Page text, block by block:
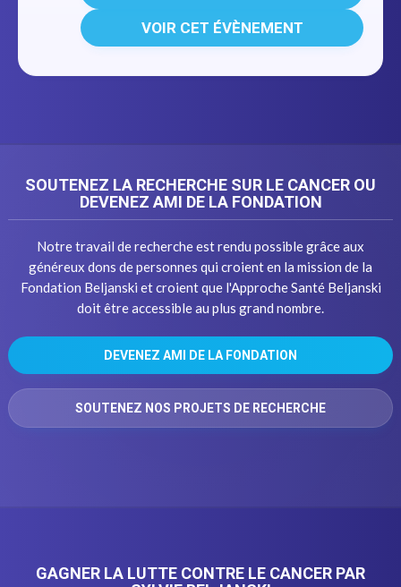
VOIR CET ÉVÈNEMENT
SOUTENEZ LA RECHERCHE SUR LE CANCER OU
DEVENEZ AMI DE LA FONDATION
Notre travail de recherche est rendu possible grâce aux
généreux dons de personnes qui croient en la mission de la
Fondation Beljanski et croient que l'Approche Santé Beljanski
doit être accessible au plus grand nombre.
DEVENEZ AMI DE LA FONDATION
SOUTENEZ NOS PROJETS DE RECHERCHE
GAGNER LA LUTTE CONTRE LE CANCER PAR